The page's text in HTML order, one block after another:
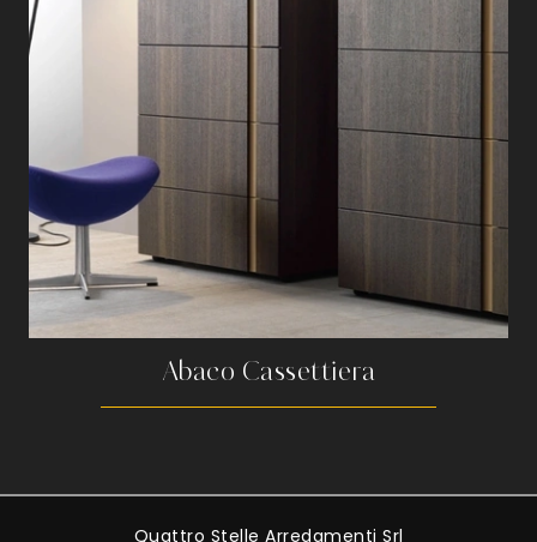
Abaco Cassettiera
Quattro Stelle Arredamenti Srl